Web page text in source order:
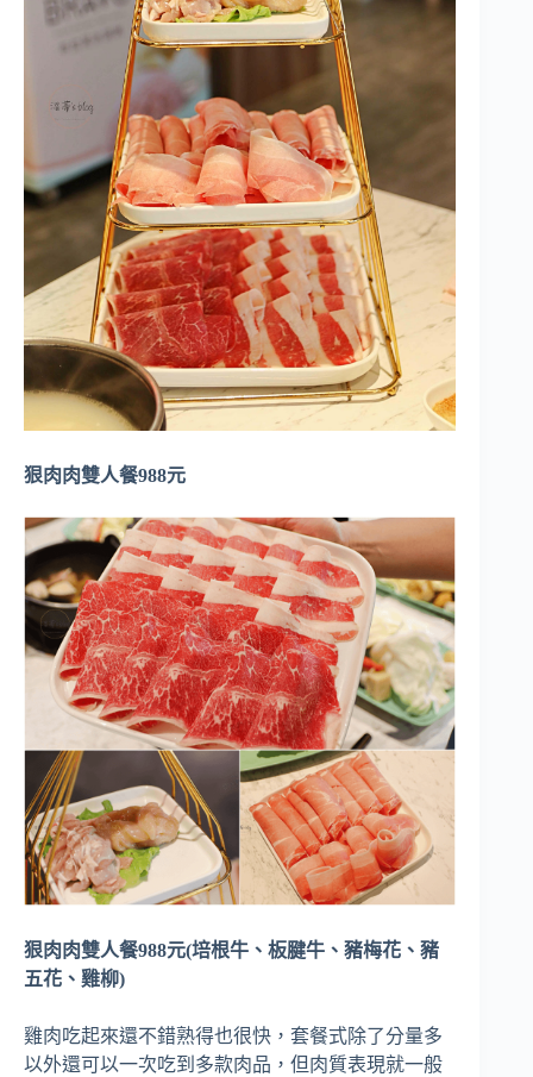
狠肉肉雙人餐988元
狠肉肉雙人餐988元(培根牛、板腱牛、豬梅花、豬
五花、雞柳)
雞肉吃起來還不錯熟得也很快，套餐式除了分量多
以外還可以一次吃到多款肉品，但肉質表現就一般